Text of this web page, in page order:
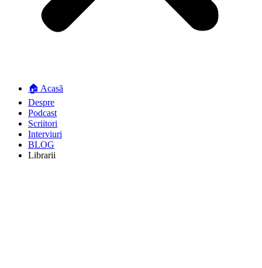
🏠 Acasă
Despre
Podcast
Scriitori
Interviuri
BLOG
Librarii